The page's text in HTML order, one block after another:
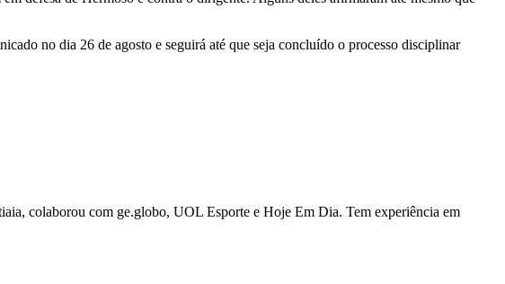
no dia 26 de agosto e seguirá até que seja concluído o processo disciplinar
colaborou com ge.globo, UOL Esporte e Hoje Em Dia. Tem experiência em